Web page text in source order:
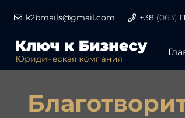
k2bmails@gmail.com +38(063)